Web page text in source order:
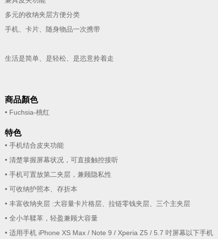
多元的收纳夹层方便分类
手机、卡片、随身物品一次携带
生活是简单、是轻松、是恣意拎着走
商品顏色
• Fuchsia-桃红
特色
• 手机结合皮夹功能
• 清楚掌握屏幕状况，可直接触控接听
• 手机可置放第二夹层，兼顾隐私性
• 可收纳护照本、存折本
• 丰富收纳夹层 :大容量卡片格层、拉链零钱夹层、三个主夹层
• 全小羊鞣革，轻盈兼顾大容量
• 适用手机 iPhone XS Max / Note 9 / Xperia Z5 / 5.7 吋屏幕以下手机